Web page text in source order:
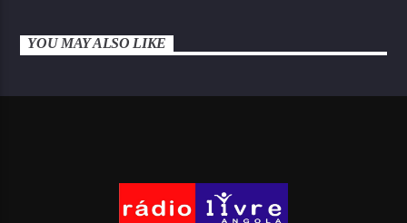
YOU MAY ALSO LIKE